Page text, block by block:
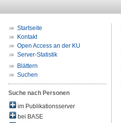
Startseite
Kontakt
Open Access an der KU
Server-Statistik
Blättern
Suchen
Suche nach Personen
im Publikationsserver
bei BASE